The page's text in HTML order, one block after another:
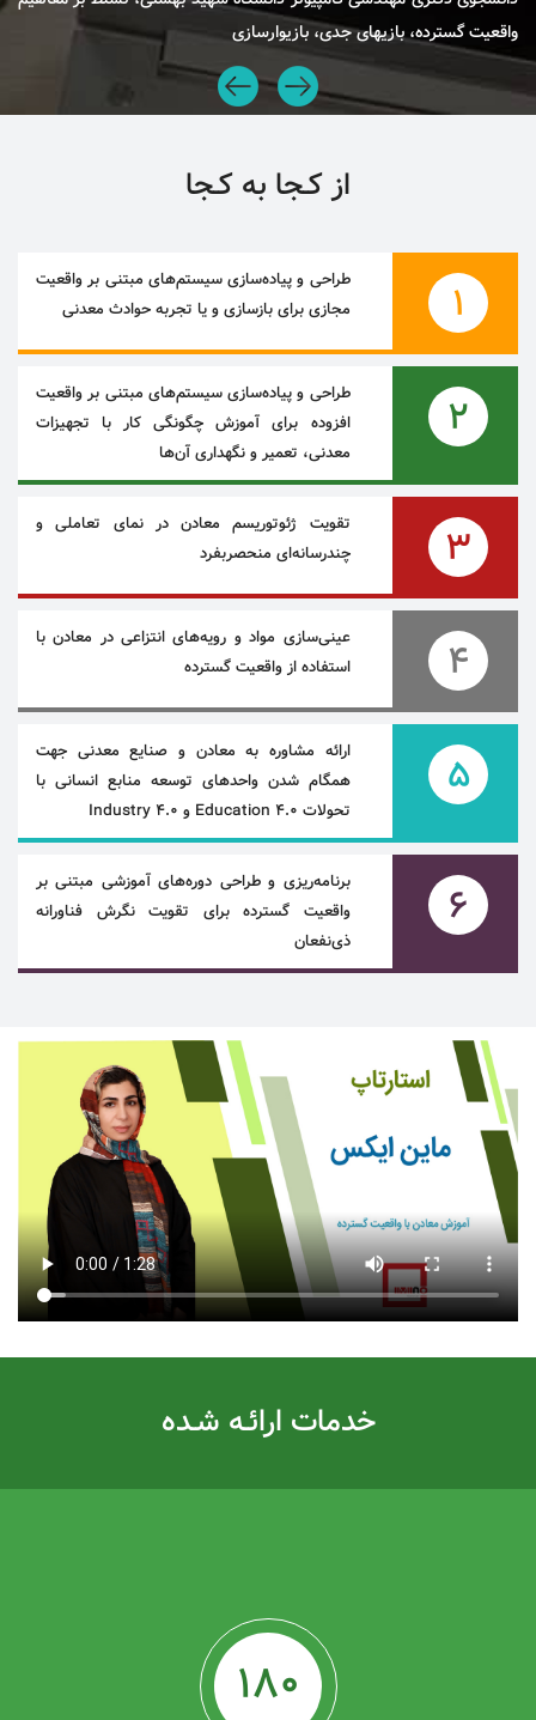
واقعیت گسترده، بازیهای جدی، بازیوارسازی
از کـجا به کـجا
1
طراحی و پیاده‌سازی سیستم‌های مبتنی بر واقعیت
مجازی برای بازسازی و یا تجربه حوادث معدنی
2
طراحی و پیاده‌سازی سیستم‌های مبتنی بر واقعیت
افزوده برای آموزش چگونگی کار با تجهیزات
معدنی، تعمیر و نگهداری آن‌ها
3
تقویت ژئوتوریسم معادن در نمای تعاملی و
چندرسانه‌ای منحصربفرد
4
عینی‌سازی مواد و رویه‌های انتزاعی در معادن با
استفاده از واقعیت گسترده
5
ارائه مشاوره به معادن و صنایع معدنی جهت
همگام شدن واحدهای توسعه منابع انسانی با
تحولات Education 4.0 و Industry 4.0
6
برنامه‌ریزی و طراحی دوره‌های آموزشی مبتنی بر
واقعیت گسترده برای تقویت نگرش فناورانه
ذی‌نفعان
خدمات ارائـه شـده
180